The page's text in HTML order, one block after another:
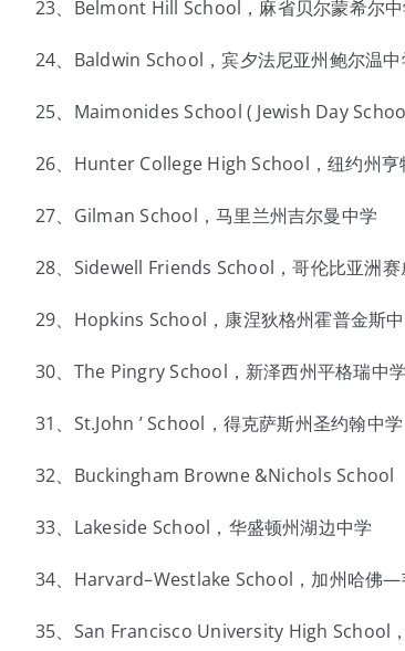
23、Belmont Hill School，麻省贝尔蒙希尔
24、Baldwin School，宾夕法尼亚州鲍尔温中
25、Maimonides School ( Jewish Day
26、Hunter College High School，纽约州亨
27、Gilman School，马里兰州吉尔曼中学
28、Sidewell Friends School，哥伦比亚洲赛
29、Hopkins School，康涅狄格州霍普金斯
30、The Pingry School，新泽西州平格瑞中学
31、St.John ’ School，得克萨斯州圣约翰中学
32、Buckingham Browne &Nichols School
33、Lakeside School，华盛顿州湖边中学
34、Harvard–Westlake School，加州哈佛—
35、San Francisco University High School